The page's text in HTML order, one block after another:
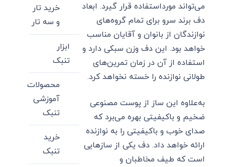
می‌تواند مورداستفاده قرار گیرد. ابعاد
دف برند سرو برای تمام گروه‌های
نوازندگان از بانوان و آقایان مناسب
خواهد بود. این دف وزن سبکی دارد و
استفاده از آن در زمان تمرین‌های
طولانی نوازنده را خسته نخواهد کرد.
به‌علاوه این ساز از پوست مصنوعی
ضخیم و باکیفیتی بهره می‌برد که
صدای خوب و باکیفیتی را به نوازنده
ارائه خواهد داد. دف یکی از سازهایی
است که طیف مخاطبان و
خرید تار
و سه تار
ابزار
تنبک
محصولات
آموزشی
تنبک
خرید
تنبک